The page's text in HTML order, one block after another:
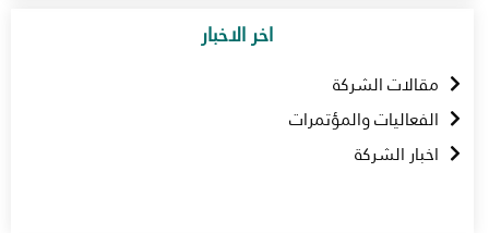
اخر الاخبار
مقالات الشركة
الفعاليات والمؤتمرات
اخبار الشركة